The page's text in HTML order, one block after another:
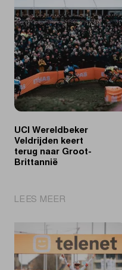
UCI Wereldbeker
Veldrijden keert
terug naar Groot-
Brittannië
LEES MEER
Wereldbeker
Veldrijden
keert
terug